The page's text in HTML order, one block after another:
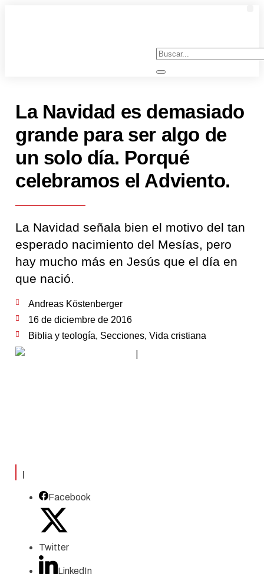
La Navidad es demasiado
grande para ser algo de
un solo día. Porqué
celebramos el Adviento.
La Navidad señala bien el motivo del tan
esperado nacimiento del Mesías, pero
hay mucho más en Jesús que el día en
que nació.
Andreas Köstenberger
16 de diciembre de 2016
Biblia y teología, Secciones, Vida cristiana
|
Facebook
Twitter
LinkedIn